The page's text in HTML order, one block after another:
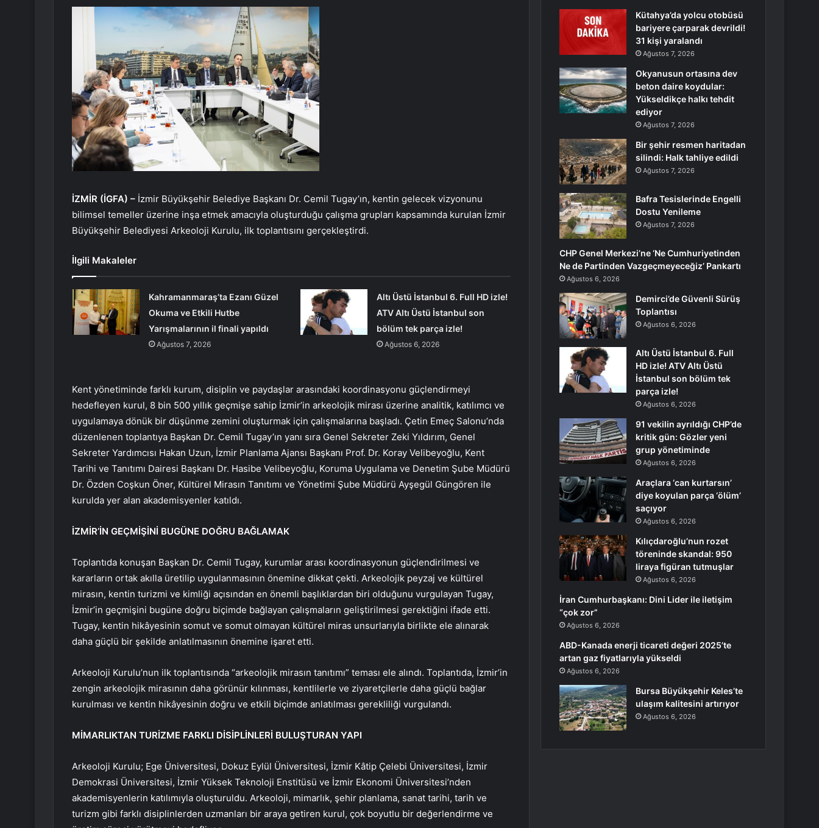
İZMİR (İGFA) – İzmir Büyükşehir Belediye Başkanı Dr. Cemil Tugay’ın, kentin gelecek vizyonunu
bilimsel temeller üzerine inşa etmek amacıyla oluşturduğu çalışma grupları kapsamında kurulan İzmir
Büyükşehir Belediyesi Arkeoloji Kurulu, ilk toplantısını gerçekleştirdi.
İlgili Makaleler
Kahramanmaraş’ta Ezanı Güzel
Okuma ve Etkili Hutbe
Yarışmalarının il finali yapıldı
Ağustos 7, 2026
Altı Üstü İstanbul 6. Full HD izle!
ATV Altı Üstü İstanbul son
bölüm tek parça izle!
Ağustos 6, 2026
Kent yönetiminde farklı kurum, disiplin ve paydaşlar arasındaki koordinasyonu güçlendirmeyi
hedefleyen kurul, 8 bin 500 yıllık geçmişe sahip İzmir’in arkeolojik mirası üzerine analitik, katılımcı ve
uygulamaya dönük bir düşünme zemini oluşturmak için çalışmalarına başladı. Çetin Emeç Salonu’nda
düzenlenen toplantıya Başkan Dr. Cemil Tugay’ın yanı sıra Genel Sekreter Zeki Yıldırım, Genel
Sekreter Yardımcısı Hakan Uzun, İzmir Planlama Ajansı Başkanı Prof. Dr. Koray Velibeyoğlu, Kent
Tarihi ve Tanıtımı Dairesi Başkanı Dr. Hasibe Velibeyoğlu, Koruma Uygulama ve Denetim Şube Müdürü
Dr. Özden Coşkun Öner, Kültürel Mirasın Tanıtımı ve Yönetimi Şube Müdürü Ayşegül Güngören ile
kurulda yer alan akademisyenler katıldı.
İZMİR’İN GEÇMİŞİNİ BUGÜNE DOĞRU BAĞLAMAK
Toplantıda konuşan Başkan Dr. Cemil Tugay, kurumlar arası koordinasyonun güçlendirilmesi ve
kararların ortak akılla üretilip uygulanmasının önemine dikkat çekti. Arkeolojik peyzaj ve kültürel
mirasın, kentin turizmi ve kimliği açısından en önemli başlıklardan biri olduğunu vurgulayan Tugay,
İzmir’in geçmişini bugüne doğru biçimde bağlayan çalışmaların geliştirilmesi gerektiğini ifade etti.
Tugay, kentin hikâyesinin somut ve somut olmayan kültürel miras unsurlarıyla birlikte ele alınarak
daha güçlü bir şekilde anlatılmasının önemine işaret etti.
Arkeoloji Kurulu’nun ilk toplantısında “arkeolojik mirasın tanıtımı” teması ele alındı. Toplantıda, İzmir’in
zengin arkeolojik mirasının daha görünür kılınması, kentlilerle ve ziyaretçilerle daha güçlü bağlar
kurulması ve kentin hikâyesinin doğru ve etkili biçimde anlatılması gerekliliği vurgulandı.
MİMARLIKTAN TURİZME FARKLI DİSİPLİNLERİ BULUŞTURAN YAPI
Arkeoloji Kurulu; Ege Üniversitesi, Dokuz Eylül Üniversitesi, İzmir Kâtip Çelebi Üniversitesi, İzmir
Demokrasi Üniversitesi, İzmir Yüksek Teknoloji Enstitüsü ve İzmir Ekonomi Üniversitesi’nden
akademisyenlerin katılımıyla oluşturuldu. Arkeoloji, mimarlık, şehir planlama, sanat tarihi, tarih ve
turizm gibi farklı disiplinlerden uzmanları bir araya getiren kurul, çok boyutlu bir değerlendirme ve
Kütahya’da yolcu otobüsü
bariyere çarparak devrildi!
31 kişi yaralandı
Ağustos 7, 2026
Okyanusun ortasına dev
beton daire koydular:
Yükseldikçe halkı tehdit
ediyor
Ağustos 7, 2026
Bir şehir resmen haritadan
silindi: Halk tahliye edildi
Ağustos 7, 2026
Bafra Tesislerinde Engelli
Dostu Yenileme
Ağustos 7, 2026
CHP Genel Merkezi’ne ‘Ne Cumhuriyetinden
Ne de Partinden Vazgeçmeyeceğiz’ Pankartı
Ağustos 6, 2026
Demirci’de Güvenli Sürüş
Toplantısı
Ağustos 6, 2026
Altı Üstü İstanbul 6. Full
HD izle! ATV Altı Üstü
İstanbul son bölüm tek
parça izle!
Ağustos 6, 2026
91 vekilin ayrıldığı CHP’de
kritik gün: Gözler yeni
grup yönetiminde
Ağustos 6, 2026
Araçlara ‘can kurtarsın’
diye koyulan parça ‘ölüm’
saçıyor
Ağustos 6, 2026
Kılıçdaroğlu’nun rozet
töreninde skandal: 950
liraya figüran tutmuşlar
Ağustos 6, 2026
İran Cumhurbaşkanı: Dini Lider ile iletişim
“çok zor”
Ağustos 6, 2026
ABD-Kanada enerji ticareti değeri 2025’te
artan gaz fiyatlarıyla yükseldi
Ağustos 6, 2026
Bursa Büyükşehir Keles’te
ulaşım kalitesini artırıyor
Ağustos 6, 2026